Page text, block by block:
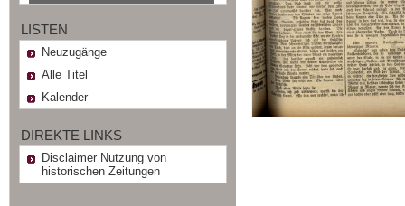
LISTEN
Neuzugänge
Alle Titel
Kalender
DIREKTE LINKS
Disclaimer Nutzung von
historischen Zeitungen